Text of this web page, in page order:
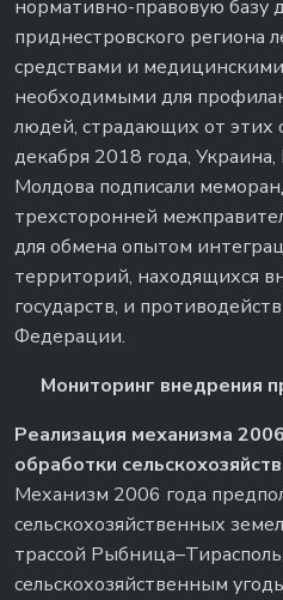
нормативно-правовую базу
приднестровского региона
средствами и
необходимыми для
людей, страдающих от этих
декабря 2018 года, Украина,
Молдова подписали
трехсторонней
для обмена опытом
территорий, находящихся
государств, и
Федерации.
Мониторинг внедрения
Реализация механизма
обработки
Механизм 2006 года
сельскохозяйственных
трассой
сельскохозяйственным